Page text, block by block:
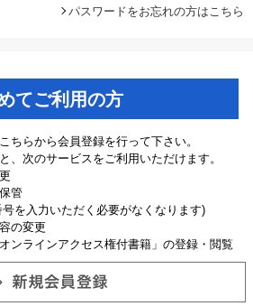
パスワードをお忘れの方はこちら
てご利用の方
ちらから会員登録を行って下さい。
、次のサービスをご利用いただけます。
管
を入力いただく必要がなくなります)
の変更
ンラインアクセス権付書籍」の登録・閲覧